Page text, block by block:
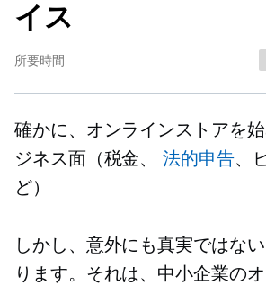
イス
所要時間
確かに、オンラインストアを
ジネス面（税金、法的申告、
ど）
しかし、意外にも真実ではな
ります。それは、中小企業の